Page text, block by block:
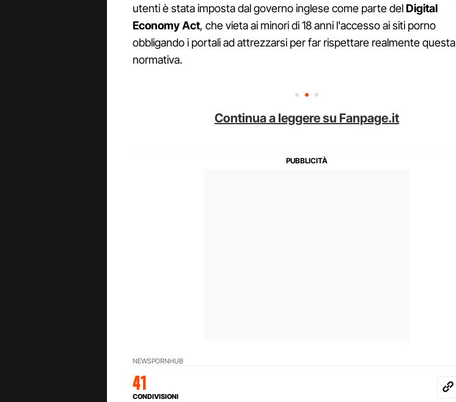
utenti è stata imposta dal governo inglese come parte delDigital
Economy Act, che vieta ai minori di 18 anni l'accesso ai siti porno
obbligando i portali ad attrezzarsi per far rispettare realmente questa
normativa.
Continua a leggere su Fanpage.it
NEWSPORNHUB
41
CONDIVISIONI